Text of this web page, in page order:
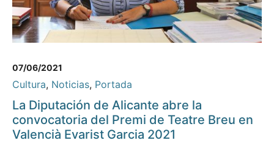
07/06/2021
Cultura, Noticias, Portada
La Diputación de Alicante abre la
convocatoria del Premi de Teatre Breu en
Valencià Evarist Garcia 2021